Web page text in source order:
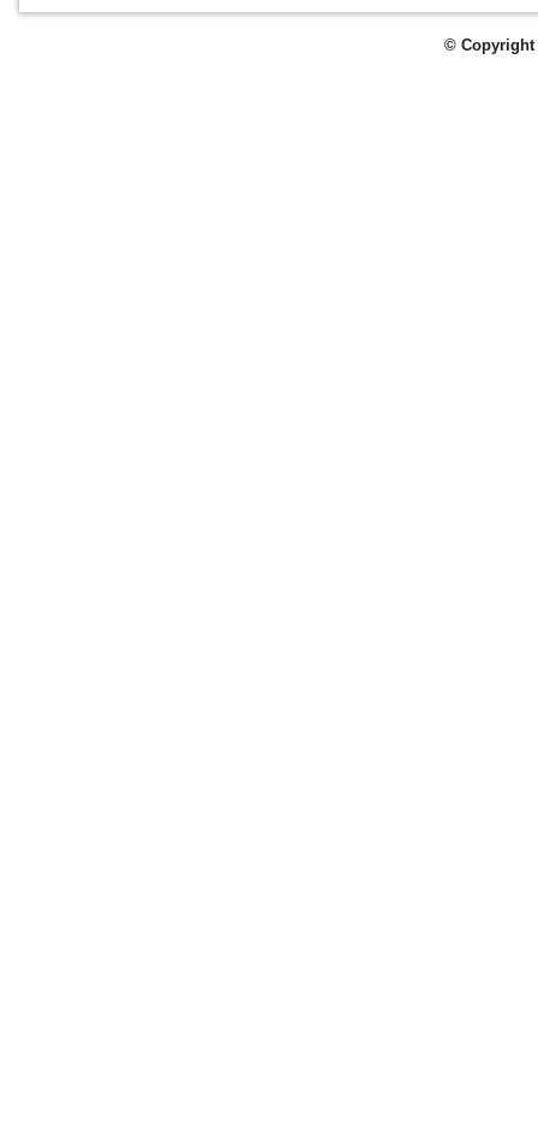
© Copyright